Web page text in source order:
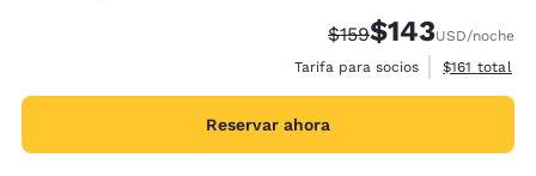
Precio tachado:
$159Precio con
$143USD/noche
Tarifa para socios
Ver detalles
$161 total
Reservar ahora